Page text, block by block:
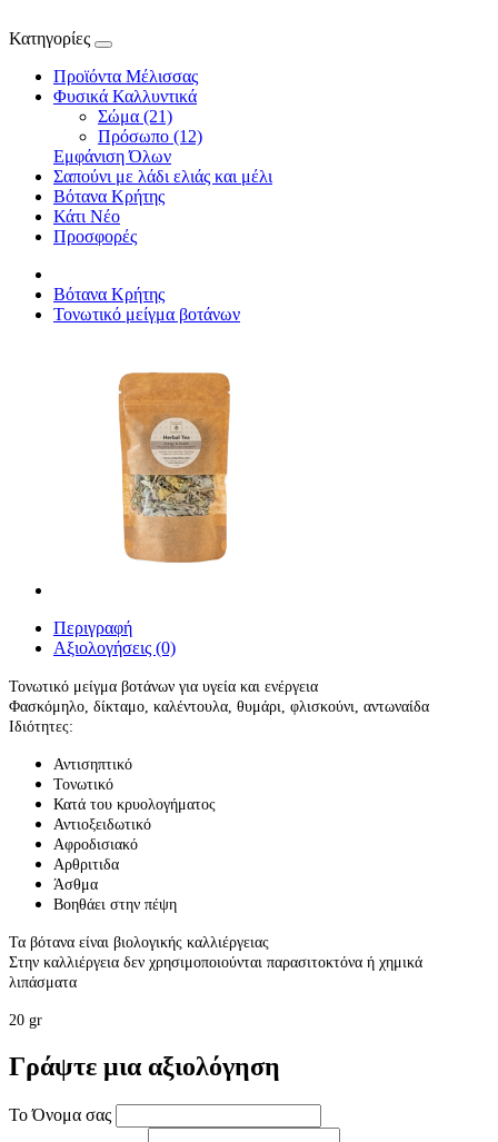
Κατηγορίες
Προϊόντα Μέλισσας
Φυσικά Καλλυντικά
Σώμα (21)
Πρόσωπο (12)
Εμφάνιση Όλων
Σαπούνι με λάδι ελιάς και μέλι
Βότανα Κρήτης
Κάτι Νέο
Προσφορές
Βότανα Κρήτης
Τονωτικό μείγμα βοτάνων
Περιγραφή
Αξιολογήσεις (0)
Τονωτικό μείγμα βοτάνων για υγεία και ενέργεια
Φασκόμηλο, δίκταμο, καλέντουλα, θυμάρι, φλισκούνι, αντωναίδα
Ιδιότητες:
Αντισηπτικό
Τονωτικό
Κατά του κρυολογήματος
Αντιοξειδωτικό
Αφροδισιακό
Αρθριτιδα
Άσθμα
Βοηθάει στην πέψη
Τα βότανα είναι βιολογικής καλλιέργειας
Στην καλλιέργεια δεν χρησιμοποιούνται παρασιτοκτόνα ή χημικά
λιπάσματα
20 gr
Γράψτε μια αξιολόγηση
Το Όνομα σας